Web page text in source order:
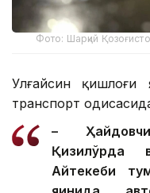
Фото: Шарқий
Улғайсин қишлоғи
транспорт
–
Қизилўрда
Айтекеби